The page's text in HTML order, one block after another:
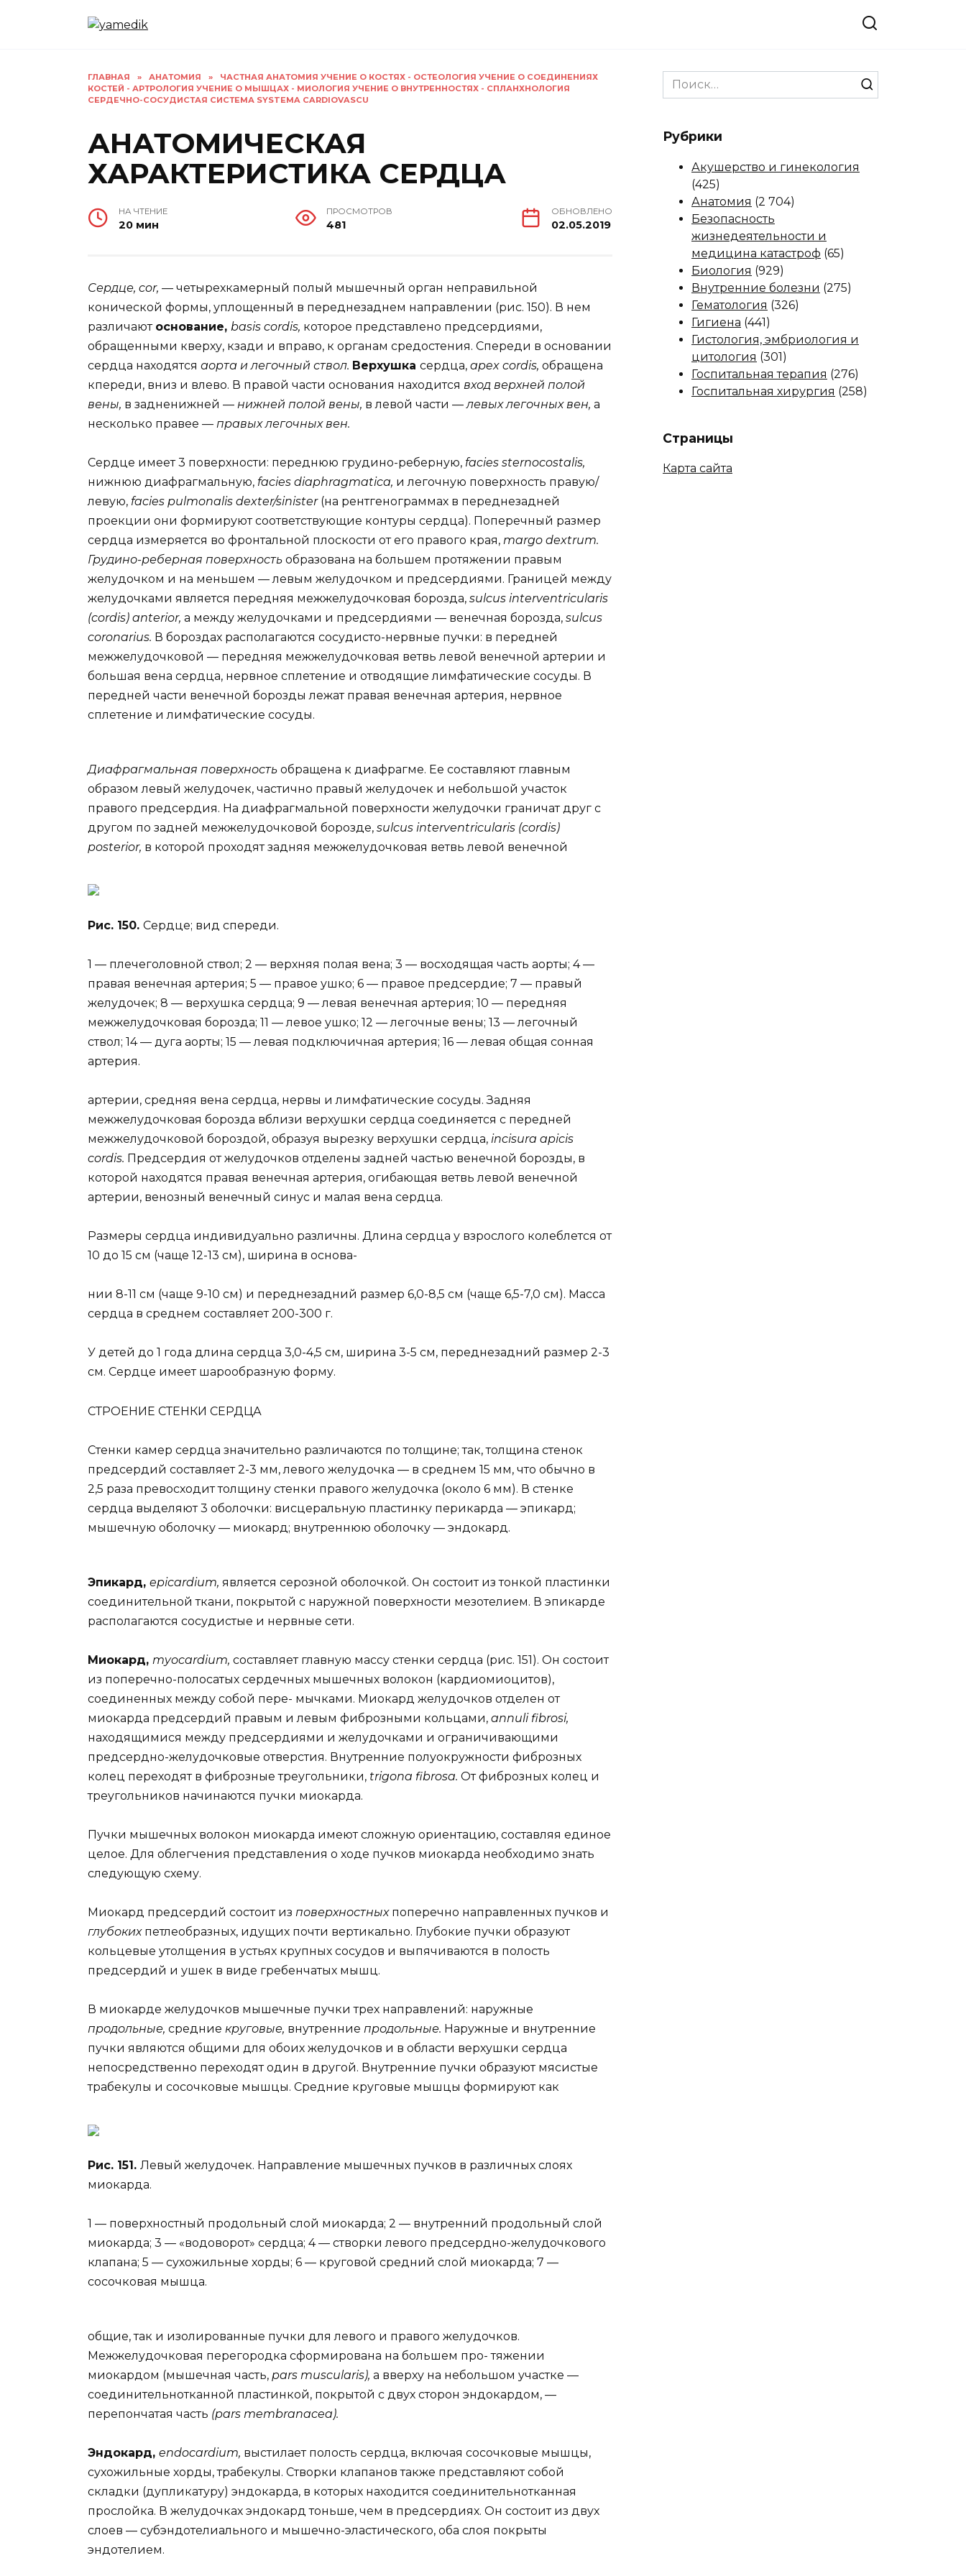
ГЛАВНАЯ » АНАТОМИЯ »
ЧАСТНАЯ АНАТОМИЯ УЧЕНИЕ О КОСТЯХ - ОСТЕОЛОГИЯ УЧЕНИЕ О СОЕДИНЕНИЯХ
КОСТЕЙ - АРТРОЛОГИЯ УЧЕНИЕ О МЫШЦАХ - МИОЛОГИЯ УЧЕНИЕ О ВНУТРЕННОСТЯХ - СПЛАНХНОЛОГИЯ
СЕРДЕЧНО-СОСУДИСТАЯ СИСТЕМА SYSTEMA CARDIOVASCU
АНАТОМИЧЕСКАЯ
ХАРАКТЕРИСТИКА СЕРДЦА
НА ЧТЕНИЕ
20 мин
ПРОСМОТРОВ
481
ОБНОВЛЕНО
02.05.2019
Сердце, cor, — четырехкамерный полый мышечный орган неправильной
конической формы, уплощенный в переднезаднем направлении (рис. 150). В нем
различают основание, basis cordis, которое представлено предсердиями,
обращенными кверху, кзади и вправо, к органам средостения. Спереди в основании
сердца находятся аорта и легочный ствол. Верхушка сердца, apex cordis, обращена
кпереди, вниз и влево. В правой части основания находится вход верхней полой
вены, в задненижней — нижней полой вены, в левой части —левых легочных вен, а
несколько правее — правых легочных вен.
Сердце имеет 3 поверхности: переднюю грудино-реберную, facies sternocostalis,
нижнюю диафрагмальную, facies diaphragmatica, и легочную поверхность правую/
левую, facies pulmonalis dexter/sinister (на рентгенограммах в переднезадней
проекции они формируют соответствующие контуры сердца). Поперечный размер
сердца измеряется во фронтальной плоскости от его правого края, margo dextrum.
Грудино-реберная поверхность образована на большем протяжении правым
желудочком и на меньшем — левым желудочком и предсердиями. Границей между
желудочками является передняя межжелудочковая борозда, sulcus interventricularis
(cordis) anterior, а между желудочками и предсердиями — венечная борозда, sulcus
coronarius. В бороздах располагаются сосудисто-нервные пучки: в передней
межжелудочковой — передняя межжелудочковая ветвь левой венечной артерии и
большая вена сердца, нервное сплетение и отводящие лимфатические сосуды. В
передней части венечной борозды лежат правая венечная артерия, нервное
сплетение и лимфатические сосуды.
Диафрагмальная поверхность обращена к диафрагме. Ее составляют главным
образом левый желудочек, частично правый желудочек и небольшой участок
правого предсердия. На диафрагмальной поверхности желудочки граничат друг с
другом по задней межжелудочковой борозде, sulcus interventricularis (cordis)
posterior, в которой проходят задняя межжелудочковая ветвь левой венечной
Рис. 150. Сердце; вид спереди.
1 — плечеголовной ствол; 2 — верхняя полая вена; 3 — восходящая часть аорты; 4 —
правая венечная артерия; 5 — правое ушко; 6 — правое предсердие; 7 — правый
желудочек; 8 — верхушка сердца; 9 — левая венечная артерия; 10 — передняя
межжелудочковая борозда; 11 — левое ушко; 12 — легочные вены; 13 — легочный
ствол; 14 — дуга аорты; 15 — левая подключичная артерия; 16 — левая общая сонная
артерия.
артерии, средняя вена сердца, нервы и лимфатические сосуды. Задняя
межжелудочковая борозда вблизи верхушки сердца соединяется с передней
межжелудочковой бороздой, образуя вырезку верхушки сердца, incisura apicis
cordis. Предсердия от желудочков отделены задней частью венечной борозды, в
которой находятся правая венечная артерия, огибающая ветвь левой венечной
артерии, венозный венечный синус и малая вена сердца.
Размеры сердца индивидуально различны. Длина сердца у взрослого колеблется от
10 до 15 см (чаще 12-13 см), ширина в основа-
нии 8-11 см (чаще 9-10 см) и переднезадний размер 6,0-8,5 см (чаще 6,5-7,0 см). Масса
сердца в среднем составляет 200-300 г.
У детей до 1 года длина сердца 3,0-4,5 см, ширина 3-5 см, переднезадний размер 2-3
см. Сердце имеет шарообразную форму.
СТРОЕНИЕ СТЕНКИ СЕРДЦА
Стенки камер сердца значительно различаются по толщине; так, толщина стенок
предсердий составляет 2-3 мм, левого желудочка — в среднем 15 мм, что обычно в
2,5 раза превосходит толщину стенки правого желудочка (около 6 мм). В стенке
сердца выделяют 3 оболочки: висцеральную пластинку перикарда — эпикард;
мышечную оболочку — миокард; внутреннюю оболочку — эндокард.
Эпикард, epicardium, является серозной оболочкой. Он состоит из тонкой пластинки
соединительной ткани, покрытой с наружной поверхности мезотелием. В эпикарде
располагаются сосудистые и нервные сети.
Миокард, myocardium, составляет главную массу стенки сердца (рис. 151). Он состоит
из поперечно-полосатых сердечных мышечных волокон (кардиомиоцитов),
соединенных между собой пере- мычками. Миокард желудочков отделен от
миокарда предсердий правым и левым фиброзными кольцами, annuli fibrosi,
находящимися между предсердиями и желудочками и ограничивающими
предсердно-желудочковые отверстия. Внутренние полуокружности фиброзных
колец переходят в фиброзные треугольники, trigona fibrosa. От фиброзных колец и
треугольников начинаются пучки миокарда.
Пучки мышечных волокон миокарда имеют сложную ориентацию, составляя единое
целое. Для облегчения представления о ходе пучков миокарда необходимо знать
следующую схему.
Миокард предсердий состоит из поверхностных поперечно направленных пучков и
глубоких петлеобразных, идущих почти вертикально. Глубокие пучки образуют
кольцевые утолщения в устьях крупных сосудов и выпячиваются в полость
предсердий и ушек в виде гребенчатых мышц.
В миокарде желудочков мышечные пучки трех направлений: наружные
продольные, средние круговые, внутренние продольные. Наружные и внутренние
пучки являются общими для обоих желудочков и в области верхушки сердца
непосредственно переходят один в другой. Внутренние пучки образуют мясистые
трабекулы и сосочковые мышцы. Средние круговые мышцы формируют как
Рис. 151. Левый желудочек. Направление мышечных пучков в различных слоях
миокарда.
1 — поверхностный продольный слой миокарда; 2 — внутренний продольный слой
миокарда; 3 — «водоворот» сердца; 4 — створки левого предсердно-желудочкового
клапана; 5 — сухожильные хорды; 6 — круговой средний слой миокарда; 7 —
сосочковая мышца.
общие, так и изолированные пучки для левого и правого желудочков.
Межжелудочковая перегородка сформирована на большем про- тяжении
миокардом (мышечная часть, pars muscularis), а вверху на небольшом участке —
соединительнотканной пластинкой, покрытой с двух сторон эндокардом, —
перепончатая часть (pars membranacea).
Эндокард, endocardium, выстилает полость сердца, включая сосочковые мышцы,
сухожильные хорды, трабекулы. Створки клапанов также представляют собой
складки (дупликатуру) эндокарда, в которых находится соединительнотканная
прослойка. В желудочках эндокард тоньше, чем в предсердиях. Он состоит из двух
слоев — субэндотелиального и мышечно-эластического, оба слоя покрыты
эндотелием.
Search
for:
Рубрики
Акушерство и гинекология
(425)
Анатомия (2 704)
Безопасность
жизнедеятельности и
медицина катастроф (65)
Биология (929)
Внутренние болезни (275)
Гематология (326)
Гигиена (441)
Гистология, эмбриология и
цитология (301)
Госпитальная терапия (276)
Госпитальная хирургия (258)
Страницы
Карта сайта